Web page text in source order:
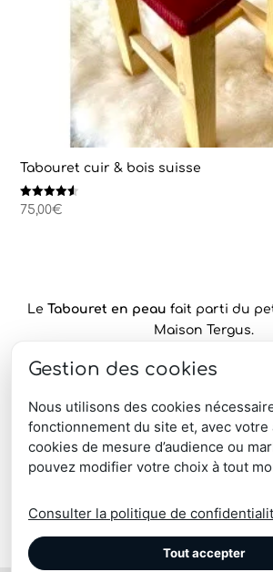
Tabouret cuir & bois suisse
Note
4.50
75,00€
Le Tabouret en peau fait parti du
Maison Tergus.
C’est une structure métallique sur
recyclé.
Il existe dans notre collection le
tabouret de bar. Aussi, nous
Gestion des cookies
Nous utilisons des cookies
fonctionnement du site et, avec votre
cookies de mesure d’audience ou
pouvez modifier votre choix à tout
Consulter la politique de
Tout accepter